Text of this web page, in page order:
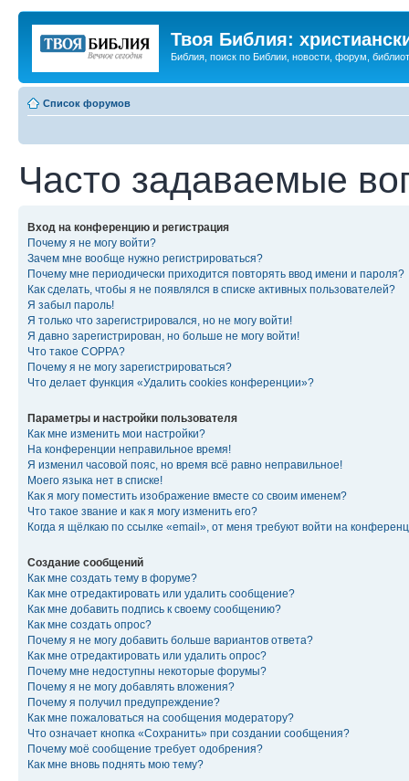
Твоя Библия:
Библия, поиск по Библии, новости, форум,
Список форумов
Часто задаваемые
Вход на конференцию и регистрация
Почему я не могу войти?
Зачем мне вообще нужно регистрироваться?
Почему мне периодически приходится повторять ввод имени и пароля?
Как сделать, чтобы я не появлялся в списке активных пользователей?
Я забыл пароль!
Я только что зарегистрировался, но не могу войти!
Я давно зарегистрирован, но больше не могу войти!
Что такое COPPA?
Почему я не могу зарегистрироваться?
Что делает функция «Удалить cookies конференции»?
Параметры и настройки пользователя
Как мне изменить мои настройки?
На конференции неправильное время!
Я изменил часовой пояс, но время всё равно неправильное!
Моего языка нет в списке!
Как я могу поместить изображение вместе со своим именем?
Что такое звание и как я могу изменить его?
Когда я щёлкаю по ссылке «email», от меня требуют войти на
Создание сообщений
Как мне создать тему в форуме?
Как мне отредактировать или удалить сообщение?
Как мне добавить подпись к своему сообщению?
Как мне создать опрос?
Почему я не могу добавить больше вариантов ответа?
Как мне отредактировать или удалить опрос?
Почему мне недоступны некоторые форумы?
Почему я не могу добавлять вложения?
Почему я получил предупреждение?
Как мне пожаловаться на сообщения модератору?
Что означает кнопка «Сохранить» при создании сообщения?
Почему моё сообщение требует одобрения?
Как мне вновь поднять мою тему?